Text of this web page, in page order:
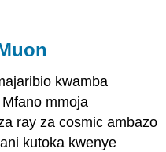
kwamba
mmoja
ray za cosmic ambazo
kutoka kwenye